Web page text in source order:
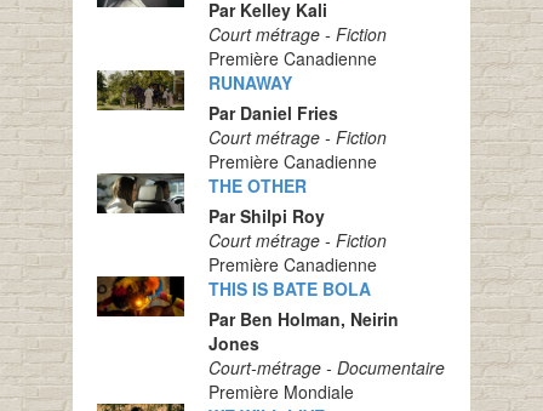
Par Kelley Kali
Court métrage - Fiction
Première Canadienne
RUNAWAY
Par Daniel Fries
Court métrage - Fiction
Première Canadienne
THE OTHER
Par Shilpi Roy
Court métrage - Fiction
Première Canadienne
THIS IS BATE BOLA
Par Ben Holman, Neirin
Jones
Court-métrage - Documentaire
Première Mondiale